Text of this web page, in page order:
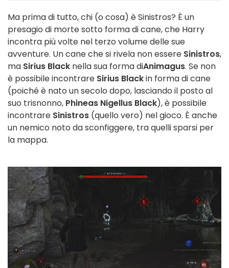
Ma prima di tutto, chi (o cosa) è Sinistros? È un
presagio di morte sotto forma di cane, che Harry
incontra più volte nel terzo volume delle sue
avventure. Un cane che si rivela non essere Sinistros,
ma Sirius Black nella sua forma diAnimagus. Se non
è possibile incontrare Sirius Blackin forma di cane
(poiché è nato un secolo dopo, lasciando il posto al
suo trisnonno, Phineas Nigellus Black), è possibile
incontrare Sinistros (quello vero) nel gioco. È anche
un nemico noto da sconfiggere, tra quelli sparsi per
la mappa.